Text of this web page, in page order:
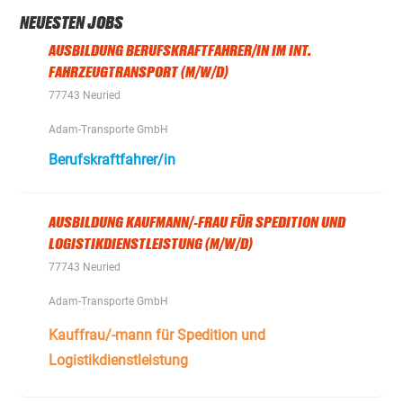
NEUESTEN JOBS
AUSBILDUNG BERUFSKRAFTFAHRER/IN IM INT.
FAHRZEUGTRANSPORT (M/W/D)
77743 Neuried
Adam-Transporte GmbH
Berufskraftfahrer/in
AUSBILDUNG KAUFMANN/-FRAU FÜR SPEDITION UND
LOGISTIKDIENSTLEISTUNG (M/W/D)
77743 Neuried
Adam-Transporte GmbH
Kauffrau/-mann für Spedition und
Logistikdienstleistung